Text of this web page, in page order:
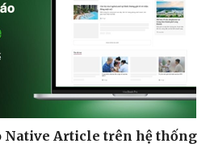
Native Article trên hệ thống